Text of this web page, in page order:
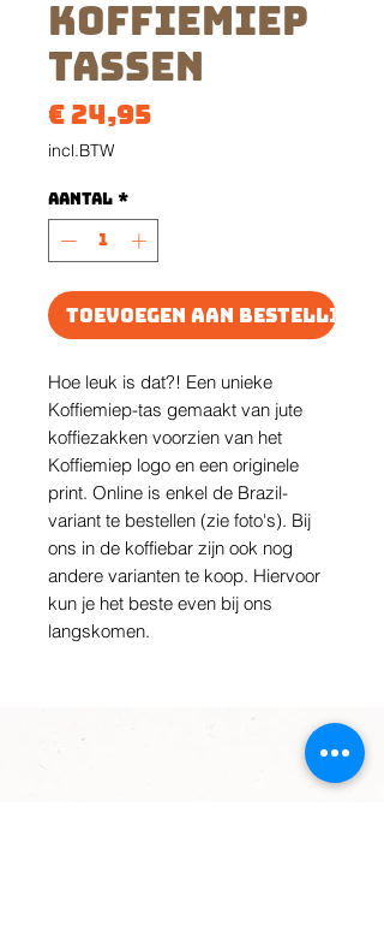
Koffiemiep
Tassen
€ 24,95Prijs
incl.BTW
Aantal *
Toevoegen aan bestelling
Hoe leuk is dat?! Een unieke
Koffiemiep-tas gemaakt van jute
koffiezakken voorzien van het
Koffiemiep logo en een originele
print. Online is enkel de Brazil-
variant te bestellen (zie foto's). Bij
ons in de koffiebar zijn ook nog
andere varianten te koop. Hiervoor
kun je het beste even bij ons
langskomen.